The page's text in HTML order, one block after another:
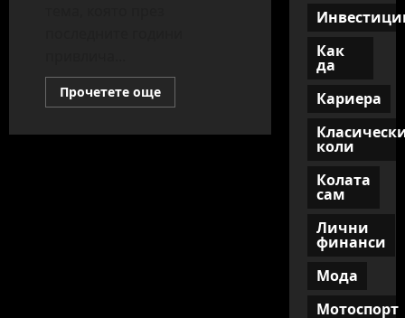
Прочетете ощеRead
more
Как
да
Кариера
коли
Колата
сам
Лични
финанси
Мода
Мотоспорт